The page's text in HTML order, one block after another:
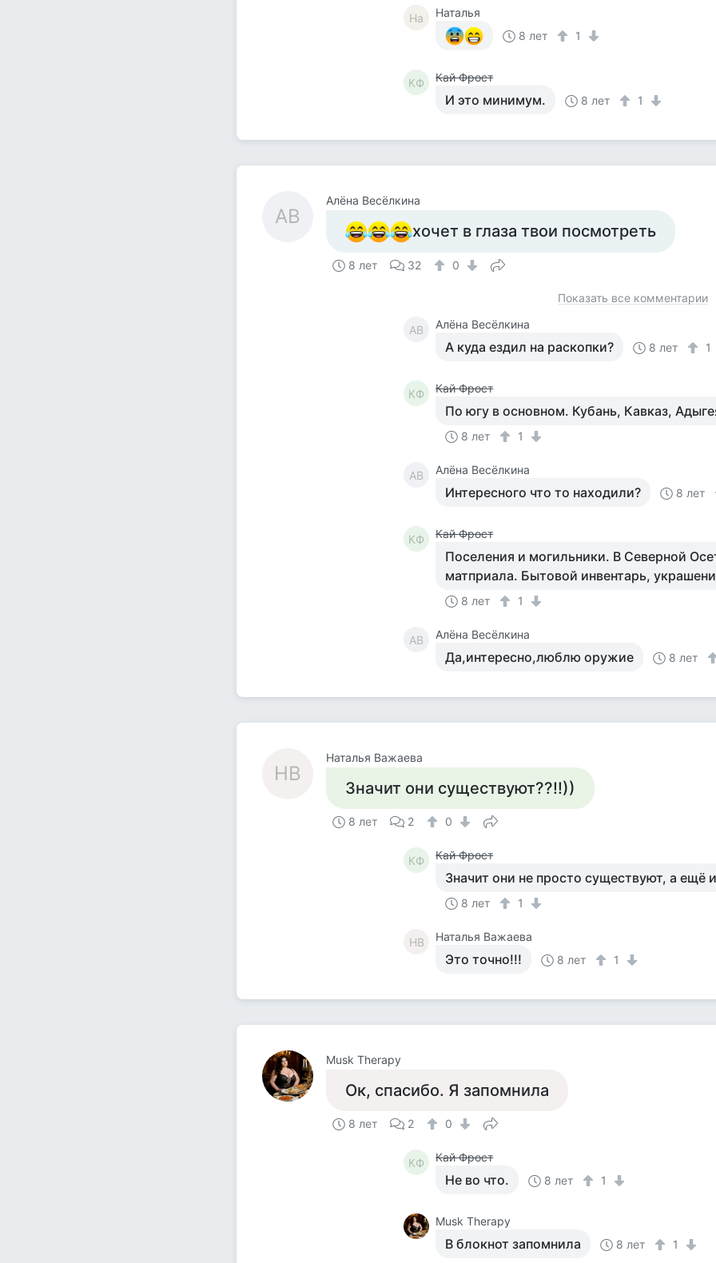
На
Наталья
8 лет
1
КФ Кай Фрост
И это минимум. 8 лет 1
АВ
Алёна Весёлкина
хочет в глаза твои посмотреть
8 лет 32 0
Показать все комментарии
АВ Алёна Весёлкина
А куда ездил на раскопки? 8 лет 1
КФ Кай Фрост
По югу в основном. Кубань, Кавказ,
8 лет 1
АВ Алёна Весёлкина
Интересного что то находили? 8 лет
КФ Кай Фрост
Поселения и могильники. В Северной
матприала. Бытовой инвентарь,
8 лет 1
АВ Алёна Весёлкина
Да,интересно,люблю оружие 8 лет
НВ
Наталья Важаева
Значит они существуют??!!))
8 лет 2 0
КФ Кай Фрост
Значит они не просто существуют, а ещё
8 лет 1
НВ Наталья Важаева
Это точно!!! 8 лет 1
Musk Therapy
Ок, спасибо. Я запомнила
8 лет 2 0
КФ Кай Фрост
Не во что. 8 лет 1
Musk Therapy
В блокнот запомнила 8 лет 1